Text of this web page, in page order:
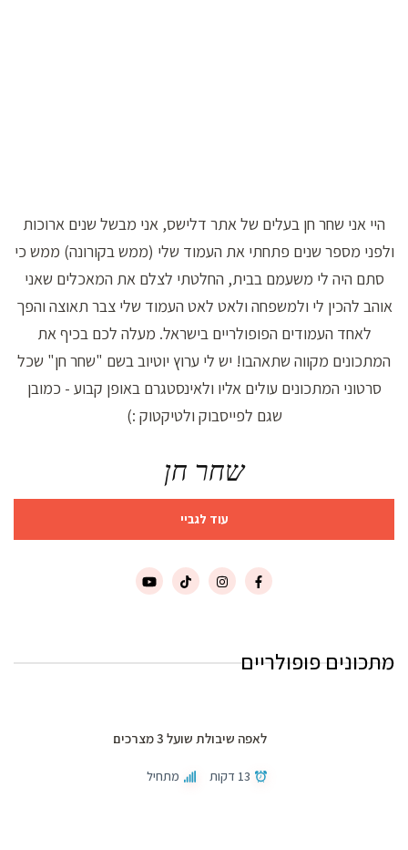
היי אני שחר חן בעלים של אתר דלישס, אני מבשל שנים ארוכות
ולפני מספר שנים פתחתי את העמוד שלי (ממש בקורונה) ממש כי
סתם היה לי משעמם בבית, החלטתי לצלם את המאכלים שאני
אוהב להכין לי ולמשפחה ולאט לאט העמוד שלי צבר תאוצה והפך
לאחד העמודים הפופולריים בישראל. מעלה לכם בכיף את
המתכונים מקווה שתאהבו! יש לי ערוץ יוטיוב בשם "שחר חן" שכל
סרטוני המתכונים עולים אליו ולאינסטגרם באופן קבוע - כמובן
שגם לפייסבוק ולטיקטוק :)
שחר חן
עוד לגביי
מתכונים פופולריים
לאפה שיבולת שועל 3 מצרכים
13 דקות מתחיל